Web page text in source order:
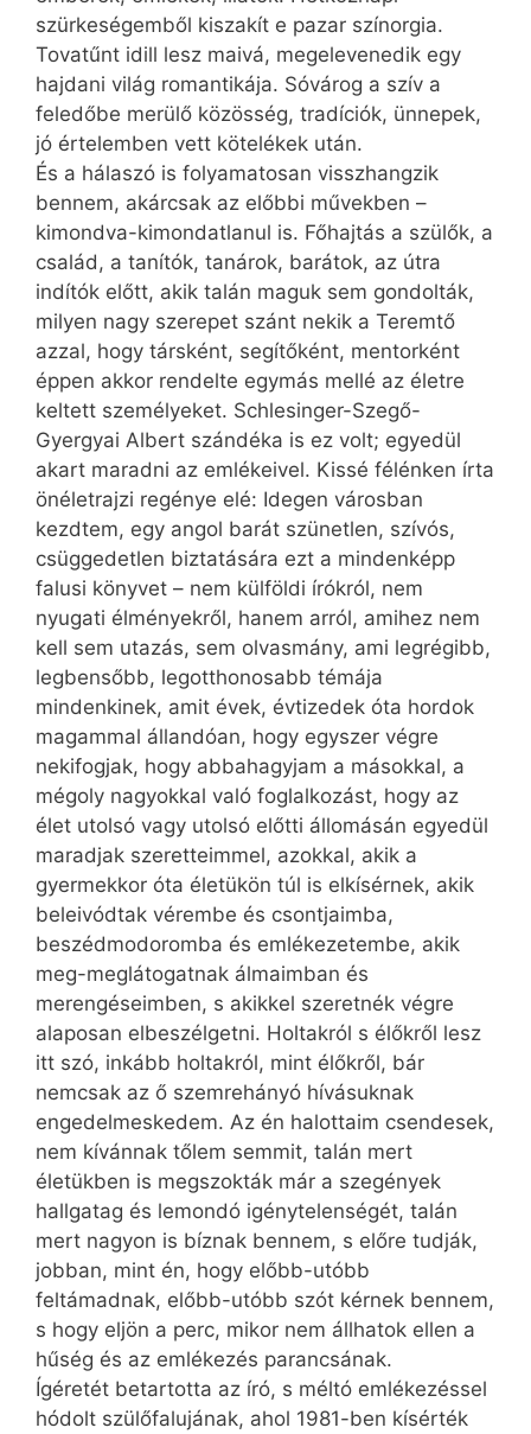
szürkeségemből kiszakít e pazar színorgia.
Tovatűnt idill lesz maivá, megelevenedik egy
hajdani világ romantikája. Sóvárog a szív a
feledőbe merülő közösség, tradíciók, ünnepek,
jó értelemben vett kötelékek után.
És a hálaszó is folyamatosan visszhangzik
bennem, akárcsak az előbbi művekben –
kimondva-kimondatlanul is. Főhajtás a szülők, a
család, a tanítók, tanárok, barátok, az útra
indítók előtt, akik talán maguk sem gondolták,
milyen nagy szerepet szánt nekik a Teremtő
azzal, hogy társként, segítőként, mentorként
éppen akkor rendelte egymás mellé az életre
keltett személyeket. Schlesinger-Szegő-
Gyergyai Albert szándéka is ez volt; egyedül
akart maradni az emlékeivel. Kissé félénken írta
önéletrajzi regénye elé: Idegen városban
kezdtem, egy angol barát szünetlen, szívós,
csüggedetlen biztatására ezt a mindenképp
falusi könyvet – nem külföldi írókról, nem
nyugati élményekről, hanem arról, amihez nem
kell sem utazás, sem olvasmány, ami legrégibb,
legbensőbb, legotthonosabb témája
mindenkinek, amit évek, évtizedek óta hordok
magammal állandóan, hogy egyszer végre
nekifogjak, hogy abbahagyjam a másokkal, a
mégoly nagyokkal való foglalkozást, hogy az
élet utolsó vagy utolsó előtti állomásán egyedül
maradjak szeretteimmel, azokkal, akik a
gyermekkor óta életükön túl is elkísérnek, akik
beleivódtak vérembe és csontjaimba,
beszédmodoromba és emlékezetembe, akik
meg-meglátogatnak álmaimban és
merengéseimben, s akikkel szeretnék végre
alaposan elbeszélgetni. Holtakról s élőkről lesz
itt szó, inkább holtakról, mint élőkről, bár
nemcsak az ő szemrehányó hívásuknak
engedelmeskedem. Az én halottaim csendesek,
nem kívánnak tőlem semmit, talán mert
életükben is megszokták már a szegények
hallgatag és lemondó igénytelenségét, talán
mert nagyon is bíznak bennem, s előre tudják,
jobban, mint én, hogy előbb-utóbb
feltámadnak, előbb-utóbb szót kérnek bennem,
s hogy eljön a perc, mikor nem állhatok ellen a
hűség és az emlékezés parancsának.
Ígéretét betartotta az író, s méltó emlékezéssel
hódolt szülőfalujának, ahol 1981-ben kísérték